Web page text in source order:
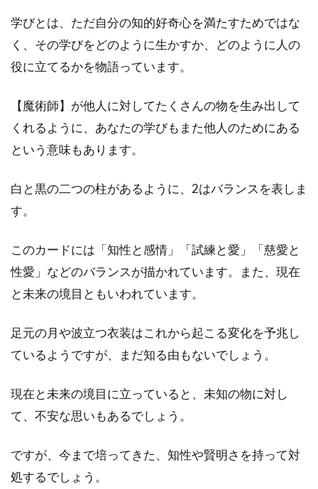
2.2
皇(ハ
イ・
テス)
の逆
の意
は？
教皇
（ハ
イ・
プリ
テ
が出
きの
置・
置の
解釈
学びとは、ただ自分の知的好奇心を満たすためではな
く、その学びをどのように生かすか、どのように人の
役に立てるかを物語っています。
【魔術師】が他人に対してたくさんの物を生み出して
くれるように、あなたの学びもまた他人のためにある
という意味もあります。
白と黒の二つの柱があるように、2はバランスを表しま
す。
このカードには「知性と感情」「試練と愛」「慈愛と
性愛」などのバランスが描かれています。また、現在
と未来の境目ともいわれています。
足元の月や波立つ衣装はこれから起こる変化を予兆し
ているようですが、まだ知る由もないでしょう。
現在と未来の境目に立っていると、未知の物に対し
て、不安な思いもあるでしょう。
ですが、今まで培ってきた、知性や賢明さを持って対
処するでしょう。